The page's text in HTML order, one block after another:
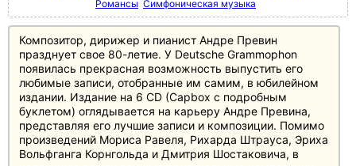
Романсы Симфоническая музыка
Композитор, дирижер и пианист Андре Превин
празднует свое 80-летие. У Deutsche Grammophon
появилась прекрасная возможность выпустить его
любимые записи, отобранные им самим, в юбилейном
издании. Издание на 6 CD (Capbox с подробным
буклетом) оглядывается на карьеру Андре Превина,
представляя его лучшие записи и композиции. Помимо
произведений Мориса Равеля, Рихарда Штрауса, Эриха
Вольфганга Корнгольда и Дмитрия Шостаковича, в